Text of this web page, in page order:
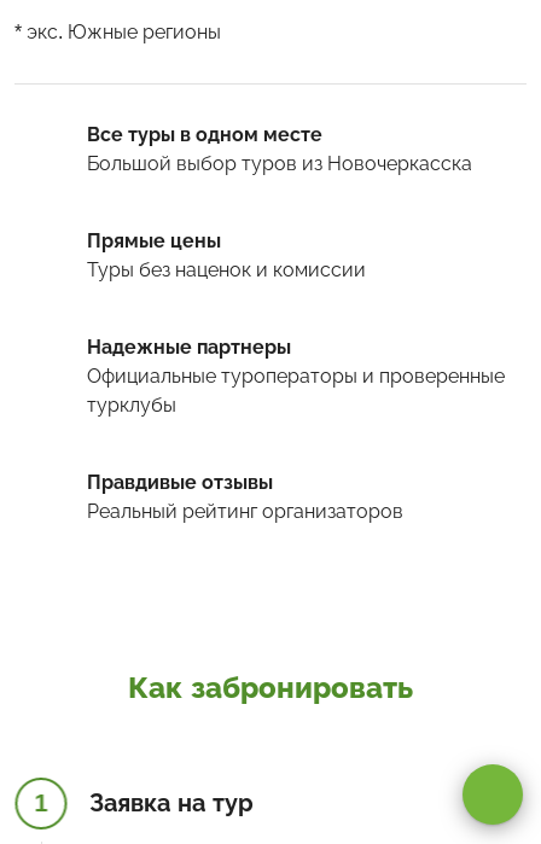
* экс. Южные регионы
Все туры в одном месте
Большой выбор туров из Новочеркасска
Прямые цены
Туры без наценок и комиссии
Надежные партнеры
Официальные туроператоры и проверенные
турклубы
Правдивые отзывы
Реальный рейтинг организаторов
Как забронировать
1 Заявка на тур
Оставаясь на сайте, вы даете согласие на обработку cookie и
Принимаю